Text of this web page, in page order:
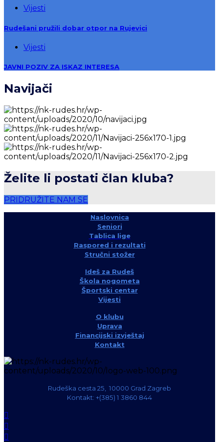
Vijesti
Rudešani pružili dobar otpor na Rujevici
Vijesti
JAVNI POZIV ZA ISKAZ INTERESA
Navijači
Želite li postati član kluba?
PRIDRUŽITE NAM SE
Naslovnica
Seniori
Tablica lige
Raspored i rezultati
Stručni stožer
Ideš za Rudeš
Škola nogometa
Športski centar
Vijesti
O klubu
Uprava
Financijski izvještaj
Kontakt
Rudeška cesta 25, 10000 Grad Zagreb
Kontakt: +(385) 1 3860 844